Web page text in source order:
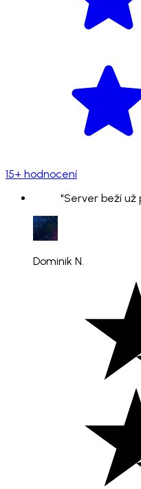
15+ hodnocení
"Server beží už
Dominik N.